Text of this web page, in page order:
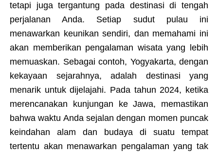
tetapi juga tergantung pada destinasi di tengah
perjalanan Anda. Setiap sudut pulau ini
menawarkan keunikan sendiri, dan memahami ini
akan memberikan pengalaman wisata yang lebih
memuaskan. Sebagai contoh, Yogyakarta, dengan
kekayaan sejarahnya, adalah destinasi yang
menarik untuk dijelajahi. Pada tahun 2024, ketika
merencanakan kunjungan ke Jawa, memastikan
bahwa waktu Anda sejalan dengan momen puncak
keindahan alam dan budaya di suatu tempat
tertentu akan menawarkan pengalaman yang tak